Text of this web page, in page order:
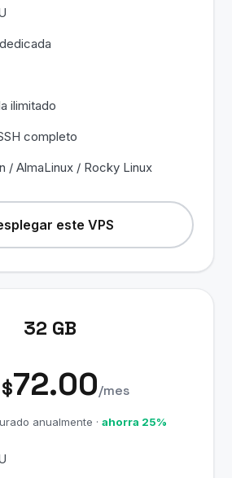
ilimitado
completo
/ AlmaLinux / Rocky Linux
este VPS
32 GB
$72.00/mes
anualmente · ahorra 25%